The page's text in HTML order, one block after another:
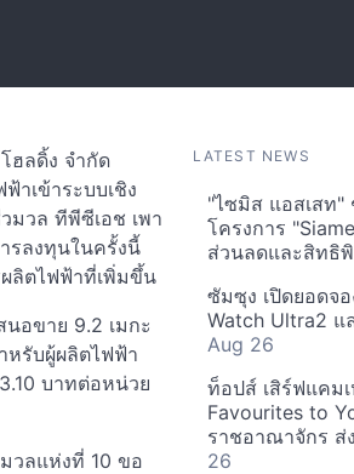
ฮลดิ้ง จำกัด
าเข้าระบบเชิง
มวล ทีพีซีเอช เพา
รลงทุนในครั้งนี้
ลิตไฟฟ้าที่เพิ่มขึ้น
อขาย 9.2 เมกะ
หรับผู้ผลิตไฟฟ้า
บาทต่อหน่วย
วลแห่งที่ 10 ขอ
LATEST NEWS
"ไซมิส แอสเสท"
โครงการ
ส่วนลดและสิทธิ
ซัมซุง เปิดยอดจ
Watch Ultra2 แ
Aug 26
ท็อปส์ เสิร์ฟแคม
Favourites to
ราชอาณาจักร ส่
26